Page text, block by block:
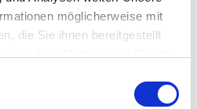
möglicherweise mit
die Sie ihnen bereitgestellt
Sie in unserer